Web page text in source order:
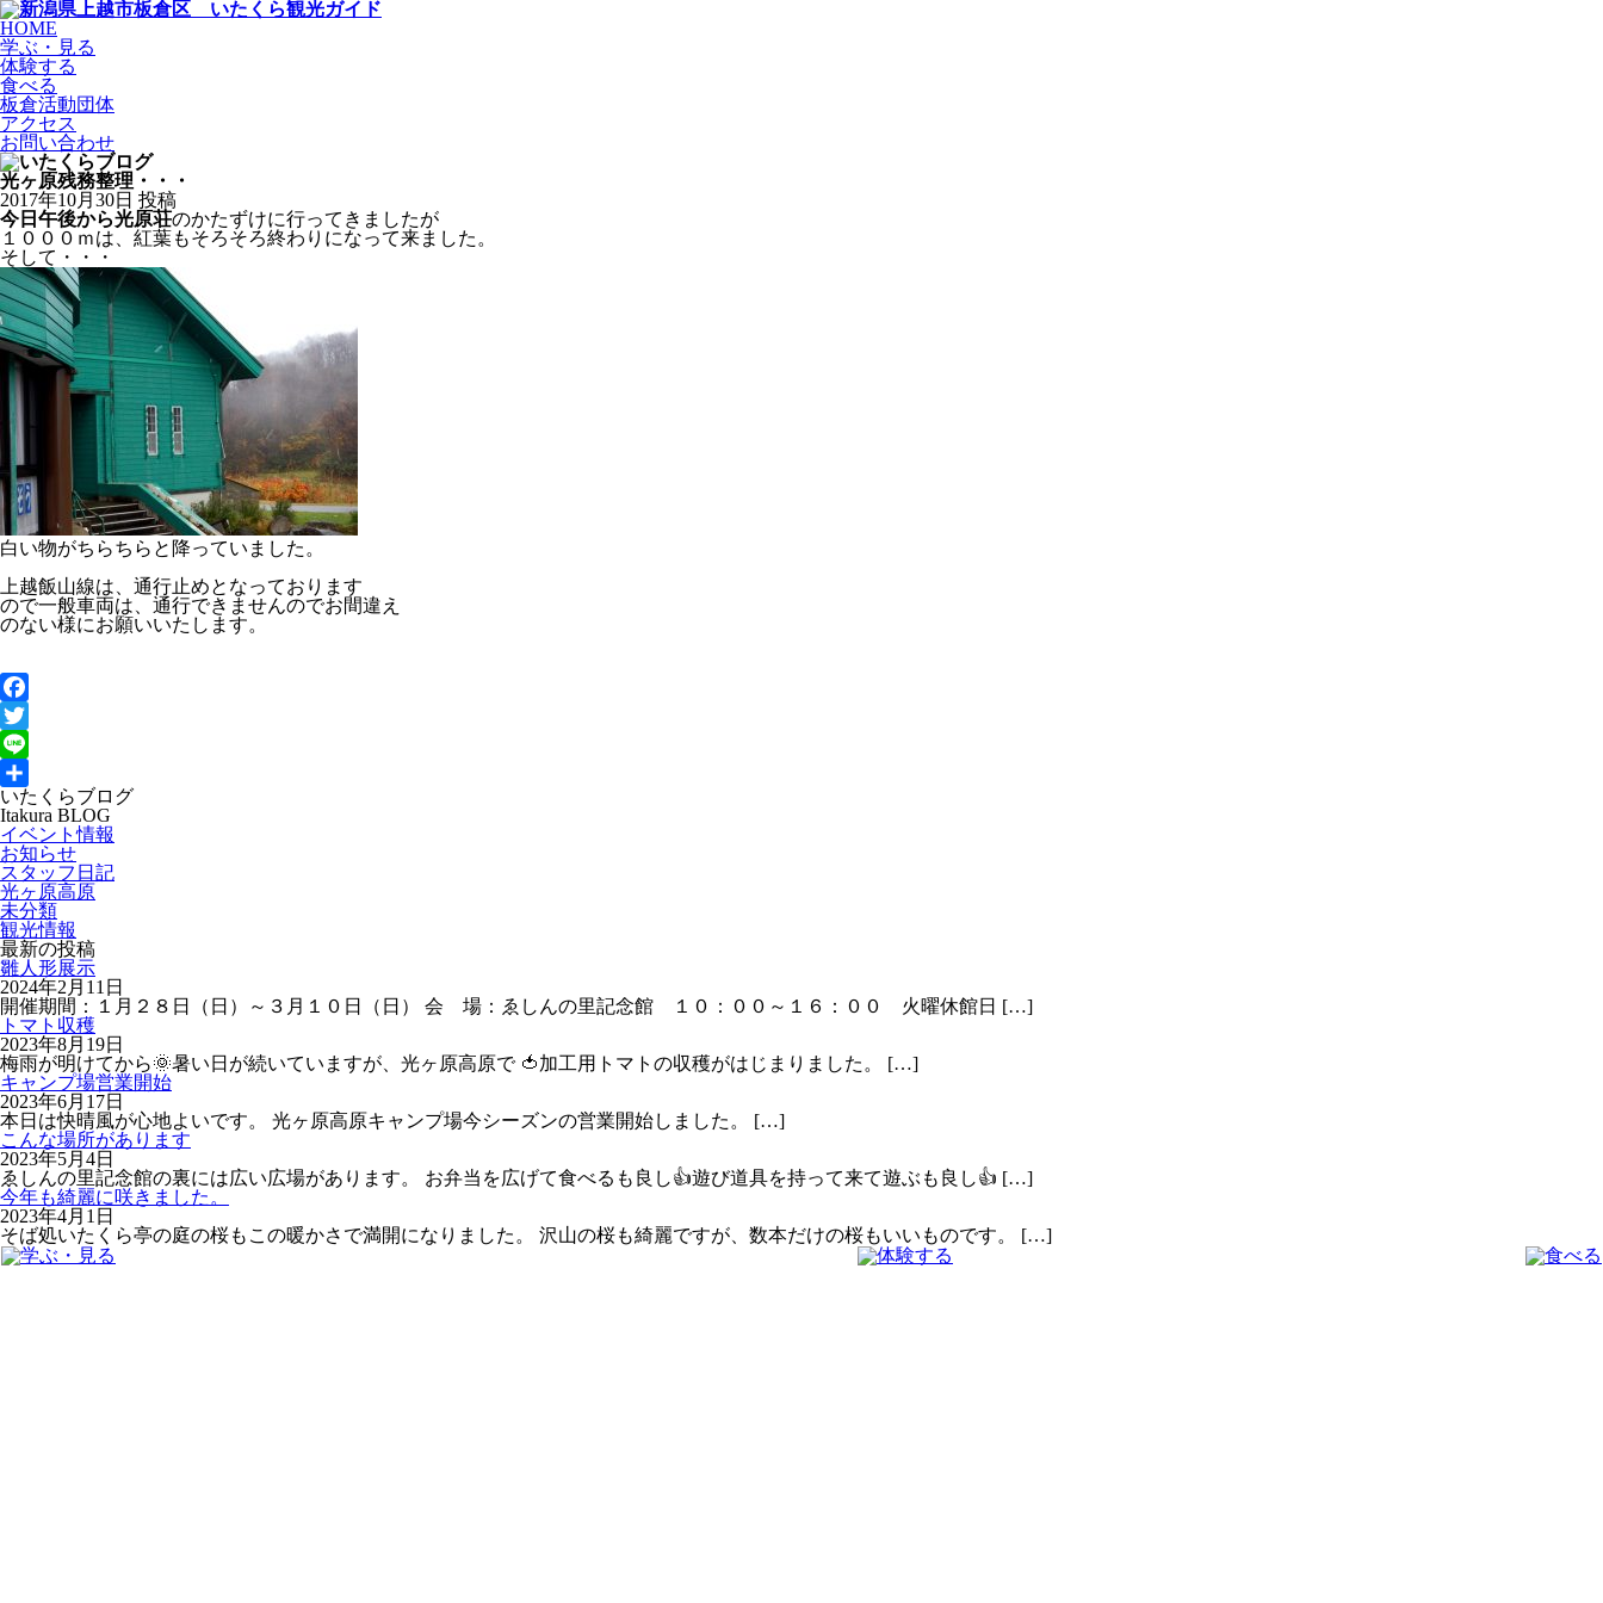
HOME
学ぶ・見る
体験する
食べる
板倉活動団体
アクセス
お問い合わせ
光ヶ原残務整理・・・
2017年10月30日 投稿
今日午後から光原荘のかたずけに行ってきましたが
１０００ｍは、紅葉もそろそろ終わりになって来ました。
そして・・・
白い物がちらちらと降っていました。
上越飯山線は、通行止めとなっております
ので一般車両は、通行できませんのでお間違え
のない様にお願いいたします。
Facebook
Twitter
Line
共
有
いたくらブログ
Itakura BLOG
イベント情報
お知らせ
スタッフ日記
光ヶ原高原
未分類
観光情報
最新の投稿
雛人形展示
2024年2月11日
開催期間：１月２８日（日）～３月１０日（日） 会 場：ゑしんの里記念館 １０：００～１６：００ 火曜休館日 […]
トマト収穫
2023年8月19日
梅雨が明けてから🌞暑い日が続いていますが、光ヶ原高原で 🍅加工用トマトの収穫がはじまりました。 […]
キャンプ場営業開始
2023年6月17日
本日は快晴風が心地よいです。 光ヶ原高原キャンプ場今シーズンの営業開始しました。 […]
こんな場所があります
2023年5月4日
ゑしんの里記念館の裏には広い広場があります。 お弁当を広げて食べるも良し👍遊び道具を持って来て遊ぶも良し👍 […]
今年も綺麗に咲きました。
2023年4月1日
そば処いたくら亭の庭の桜もこの暖かさで満開になりました。 沢山の桜も綺麗ですが、数本だけの桜もいいものです。
[…]